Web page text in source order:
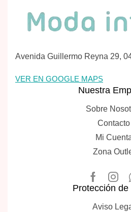
Avenida Guillermo Reyna 29,
VER EN GOOGLE MAPS
Nuestra
Sobre
Contacto
Mi
Zona
Protección de
Aviso